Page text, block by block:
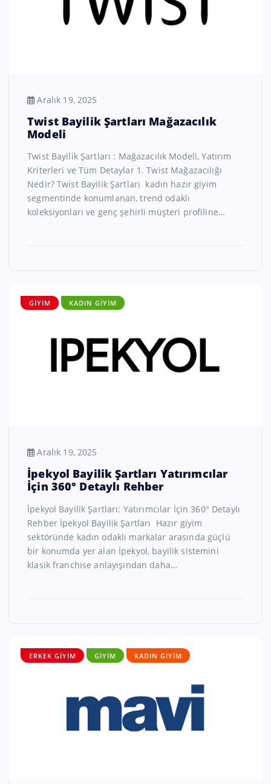
Aralık 19, 2025
Twist Bayilik Şartları Mağazacılık
Modeli
Twist Bayilik Şartları : Mağazacılık Modeli, Yatırım
Kriterleri ve Tüm Detaylar 1. Twist Mağazacılığı
Nedir? Twist Bayilik Şartları kadın hazır giyim
segmentinde konumlanan, trend odaklı
koleksiyonları ve genç şehirli müşteri profiline…
GIYIM KADIN GIYIM
Aralık 19, 2025
İpekyol Bayilik Şartları Yatırımcılar
İçin 360° Detaylı Rehber
İpekyol Bayilik Şartları: Yatırımcılar İçin 360° Detaylı
Rehber İpekyol Bayilik Şartları Hazır giyim
sektöründe kadın odaklı markalar arasında güçlü
bir konumda yer alan İpekyol, bayilik sistemini
klasik franchise anlayışından daha…
ERKEK GIYIM GIYIM KADIN GIYIM